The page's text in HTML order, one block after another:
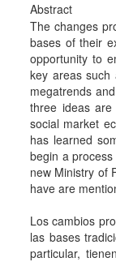
Abstract
The changes
bases of their
opportunity to
key areas such
megatrends
three ideas
social market
has learned
begin a
new Ministry of
have are
Los cambios
las bases
particular,